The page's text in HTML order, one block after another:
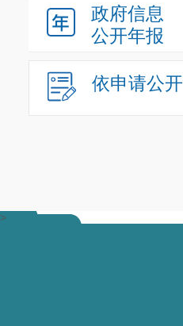
政府信息
公开年报
依申请公开
>